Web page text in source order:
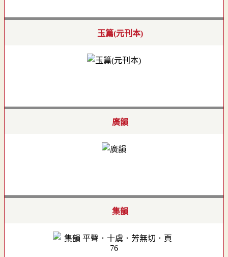
玉篇(元刊本)
廣韻
集韻